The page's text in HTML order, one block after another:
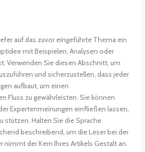
auf das zuvor eingeführte Thema ein
mit Beispielen, Analysen oder
Verwenden Sie diesen Abschnitt, um
und sicherzustellen, dass jeder
aufbaut, um einen
Fluss zu gewährleisten. Sie können
Expertenmeinungen einfließen lassen,
stützen. Halten Sie die Sprache
beschreibend, um die Leser bei der
nimmt der Kern Ihres Artikels Gestalt an.